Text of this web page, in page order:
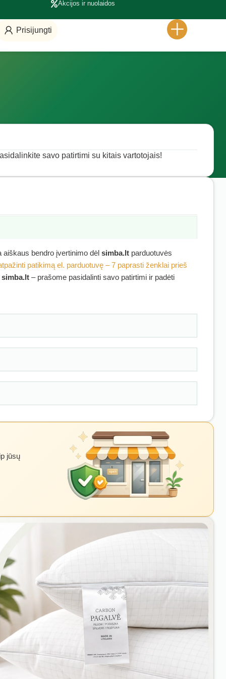
Akcijos ir nuolaidos
Prisijungti
savo patirtimi su kitais vartotojais!
aiškaus bendro įvertinimo dėl simba.lt parduotuvės
patikimą el. parduotuvę – 7 paprasti ženklai prieš
simba.lt – prašome pasidalinti savo patirtimi ir padėti
jūsų